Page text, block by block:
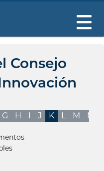
Consejo
G H I J K L M N